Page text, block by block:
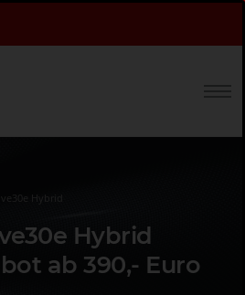
Hybrid
Hybrid
ab 390,- Euro